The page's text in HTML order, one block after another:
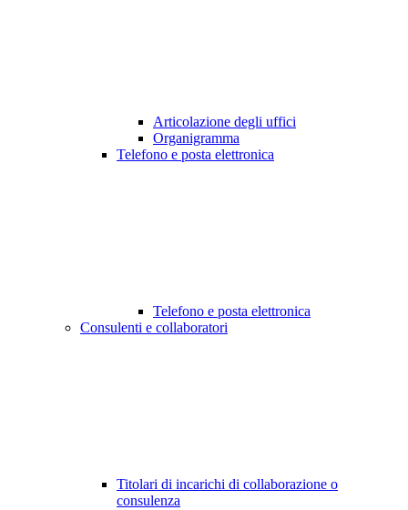
Articolazione degli uffici
Organigramma
Telefono e posta elettronica
Telefono e posta elettronica
Consulenti e collaboratori
Titolari di incarichi di collaborazione o
consulenza